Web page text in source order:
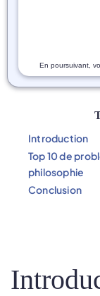
En poursuivant,
Introduction
Top 10 de
philosophie
Conclusion